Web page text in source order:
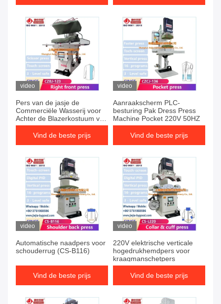
video
Pers van de jasje de
Commerciële Wasserij voor
Achter de Blazerkostuum van
de Typeklep het Strijken
Persmachine
Vind de beste prijs
video
Aanraakscherm PLC-
besturing Pak Dress Press
Machine Pocket 220V 50HZ
Vind de beste prijs
video
Automatische naadpers voor
schouderrug (CS-B116)
Vind de beste prijs
video
220V elektrische verticale
hogedrukhemdpers voor
kraagmanschetpers
Vind de beste prijs